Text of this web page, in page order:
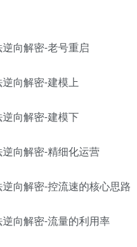
向解密-老号重启
向解密-建模上
向解密-建模下
向解密-精细化运营
向解密-控流速的核心思路
向解密-流量的利用率